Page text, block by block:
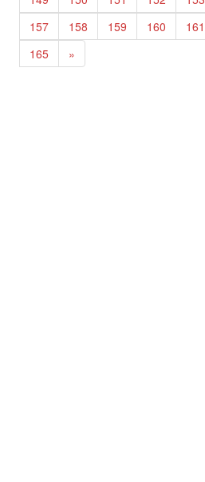
157
158 159 160 161
165
»